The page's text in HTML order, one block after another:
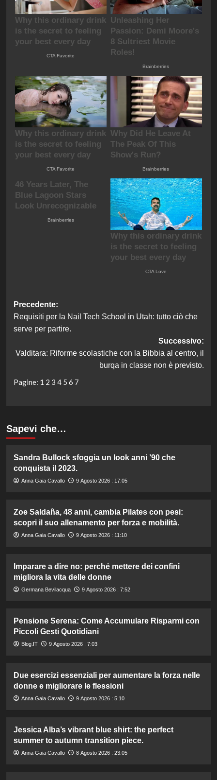
Navigazione
articolo
Precedente:
Requisiti per la Nail Tech School in Utah: tutto ciò che
serve per partire.
Successivo:
Valditara: Riforme scolastiche con la Bibbia al centro, il
burqa in classe non è previsto.
Pagine: 1 2 3 4 5 6 7
Sapevi che…
Sandra Bullock sfoggia un look anni ’90 che
conquista il 2023.
Anna Gaia Cavallo 9 Agosto 2026 : 17:05
Zoe Saldaña, 48 anni, cambia Pilates con pesi:
scopri il suo allenamento per forza e mobilità.
Anna Gaia Cavallo 9 Agosto 2026 : 11:10
Imparare a dire no: perché mettere dei confini
migliora la vita delle donne
Germana Bevilacqua 9 Agosto 2026 : 7:52
Pensione Serena: Come Accumulare Risparmi con
Piccoli Gesti Quotidiani
Blog.IT 9 Agosto 2026 : 7:03
Due esercizi essenziali per aumentare la forza nelle
donne e migliorare le flessioni
Anna Gaia Cavallo 9 Agosto 2026 : 5:10
Jessica Alba’s vibrant blue shirt: the perfect
summer to autumn transition piece.
Anna Gaia Cavallo 8 Agosto 2026 : 23:05